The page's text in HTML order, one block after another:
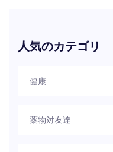
人気のカテゴリ
健康
薬物対友達